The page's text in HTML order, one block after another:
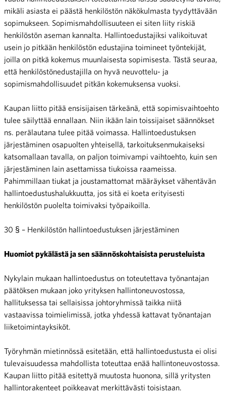
mikäli asiasta ei päästä henkilöstön näkökulmasta tyydyttävään
sopimukseen. Sopimismahdollisuuteen ei siten liity riskiä
henkilöstön aseman kannalta. Hallintoedustajiksi valikoituvat
usein jo pitkään henkilöstön edustajina toimineet työntekijät,
joilla on pitkä kokemus muunlaisesta sopimisesta. Tästä seuraa,
että henkilöstönedustajilla on hyvä neuvottelu- ja
sopimismahdollisuudet pitkän kokemuksensa vuoksi.
Kaupan liitto pitää ensisijaisen tärkeänä, että sopimisvaihtoehto
tulee säilyttää ennallaan. Niin ikään lain toissijaiset säännökset
ns. perälautana tulee pitää voimassa. Hallintoedustuksen
järjestäminen osapuolten yhteisellä, tarkoituksenmukaiseksi
katsomallaan tavalla, on paljon toimivampi vaihtoehto, kuin sen
järjestäminen lain asettamissa tiukoissa raameissa.
Pahimmillaan tiukat ja joustamattomat määräykset vähentävän
hallintoedustushalukkuutta, jos sitä ei koeta erityisesti
henkilöstön puolelta toimivaksi työpaikoilla.
30 § – Henkilöstön hallintoedustuksen järjestäminen
Huomiot pykälästä ja sen säännöskohtaisista perusteluista
Nykylain mukaan hallintoedustus on toteutettava työnantajan
päätöksen mukaan joko yrityksen hallintoneuvostossa,
hallituksessa tai sellaisissa johtoryhmissä taikka niitä
vastaavissa toimielimissä, jotka yhdessä kattavat työnantajan
liiketoimintayksiköt.
Työryhmän mietinnössä esitetään, että hallintoedustusta ei olisi
tulevaisuudessa mahdollista toteuttaa enää hallintoneuvostossa.
Kaupan liitto pitää esitettyä muutosta huonona, sillä yritysten
hallintorakenteet poikkeavat merkittävästi toisistaan.